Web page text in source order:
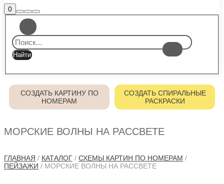
0Боковая
панель
магазина
Найти
Больше
информации
Главное
меню
СОЗДАТЬ КАРТИНУ ПО
НОМЕРАМ
СОЗДАТЬ СПИРАЛЬНЫЕ
РАСКРАСКИ
МОРСКИЕ ВОЛНЫ НА РАССВЕТЕ
ГЛАВНАЯ / КАТАЛОГ / СХЕМЫ КАРТИН ПО НОМЕРАМ /
ПЕЙЗАЖИ / МОРСКИЕ ВОЛНЫ НА РАССВЕТЕ